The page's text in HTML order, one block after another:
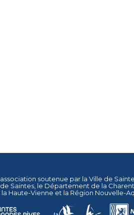
soutenue par la Ville de
Saintes , le Département de la
Haute-Vienne et la Région Nouvelle-